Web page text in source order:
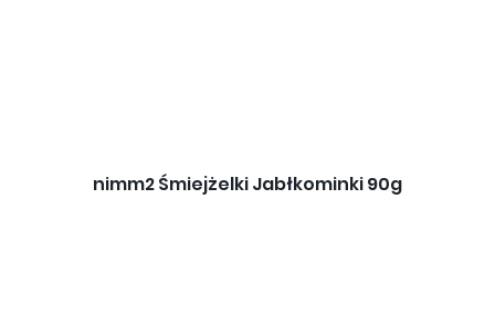
nimm2 Śmiejżelki Jabłkominki 90g